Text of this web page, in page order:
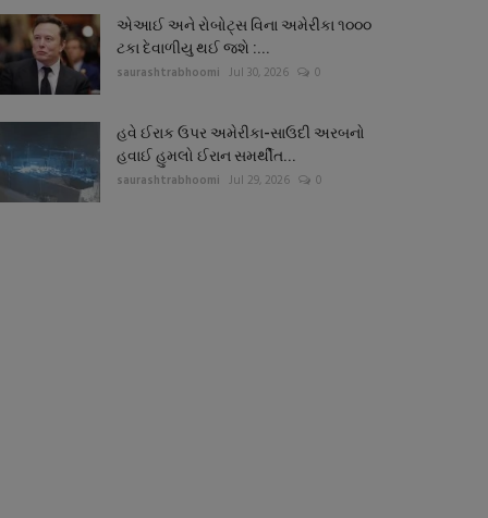
એઆઈ અને રોબોટ્સ વિના અમેરીકા ૧૦૦૦
ટકા દેવાળીયુ થઈ જશે :...
saurashtrabhoomi Jul 30, 2026 0
હવે ઈરાક ઉપર અમેરીકા-સાઉદી અરબનો
હવાઈ હુમલો ઈરાન સમર્થીત...
saurashtrabhoomi Jul 29, 2026 0